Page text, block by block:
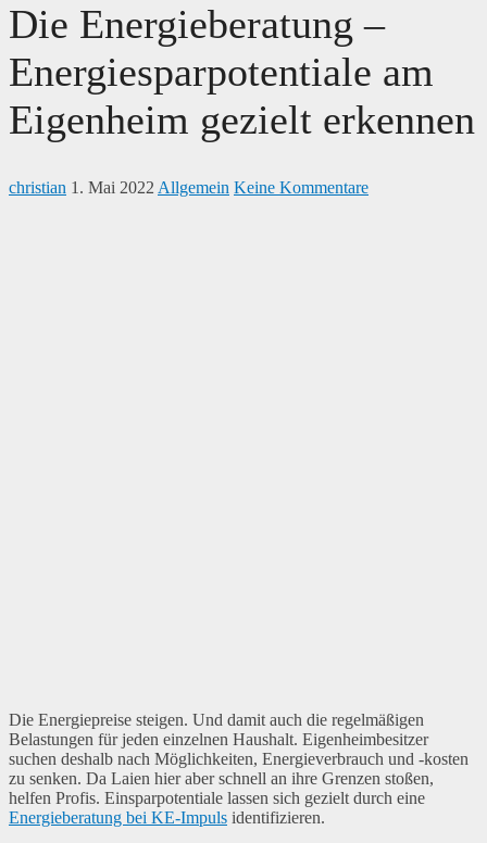
Die Energieberatung –
Energiesparpotentiale am
Eigenheim gezielt erkennen
christian 1. Mai 2022 Allgemein Keine Kommentare
Die Energiepreise steigen. Und damit auch die regelmäßigen
Belastungen für jeden einzelnen Haushalt. Eigenheimbesitzer
suchen deshalb nach Möglichkeiten, Energieverbrauch und -kosten
zu senken. Da Laien hier aber schnell an ihre Grenzen stoßen,
helfen Profis. Einsparpotentiale lassen sich gezielt durch eine
Energieberatung bei KE-Impuls identifizieren.